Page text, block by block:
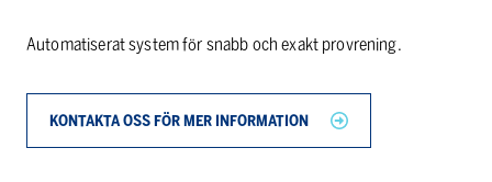
Automatiserat system för snabb och exakt provrening.
KONTAKTA OSS FÖR MER INFORMATION